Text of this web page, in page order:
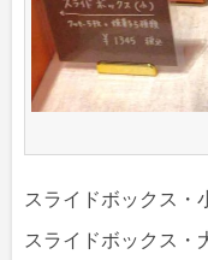
スライドボックス・
スライドボックス・